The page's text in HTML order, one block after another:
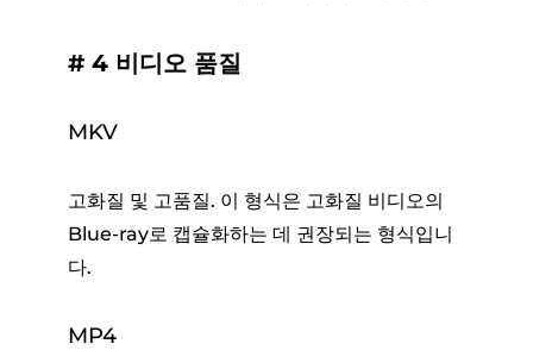
# 4 비디오 품질
MKV
고화질 및 고품질. 이 형식은 고화질 비디오의
Blue-ray로 캡슐화하는 데 권장되는 형식입니
다.
MP4